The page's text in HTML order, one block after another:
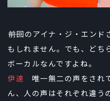
――前回のアイナ・ジ・エン
もしれません。でも、どち
ボーカルなんですよね。
伊達 唯一無二の声をされ
ん、人の声はそれぞれ違う